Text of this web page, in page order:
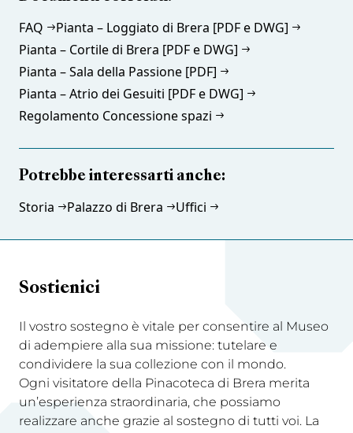
FAQ
Pianta – Loggiato di Brera [PDF e DWG]
Pianta – Cortile di Brera [PDF e DWG]
Pianta – Sala della Passione [PDF]
Pianta – Atrio dei Gesuiti [PDF e DWG]
Regolamento Concessione spazi
Potrebbe interessarti anche:
Storia Palazzo di Brera Uffici
Sostienici
Il vostro sostegno è vitale per consentire al Museo
di adempiere alla sua missione: tutelare e
condividere la sua collezione con il mondo.
Ogni visitatore della Pinacoteca di Brera merita
un’esperienza straordinaria, che possiamo
realizzare anche grazie al sostegno di tutti voi. La